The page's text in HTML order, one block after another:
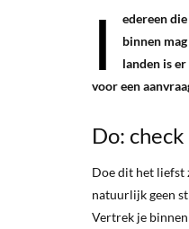
I
edereen
binnen
landen is
voor een
Do:
Doe dit het liefst
natuurlijk geen
Vertrek je